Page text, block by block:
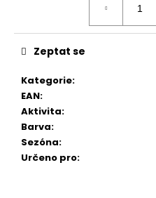
Kategorie:
EAN:
Aktivita:
Barva:
Sezóna:
Určeno pro:
Zeptat se